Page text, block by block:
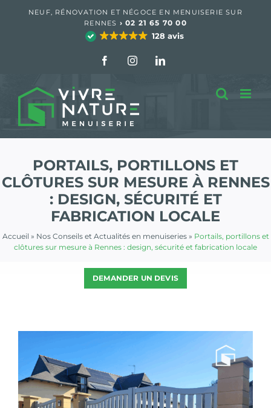
NEUF, RÉNOVATION ET NÉGOCE EN MENUISERIE SUR
RENNES › 02 21 65 70 00
128 avis
FacebookInstagramLinkedIn
PORTAILS, PORTILLONS ET
CLÔTURES SUR MESURE À RENNES
: DESIGN, SÉCURITÉ ET
FABRICATION LOCALE
Accueil » Nos Conseils et Actualités en menuiseries» Portails, portillons et
clôtures sur mesure à Rennes : design, sécurité et fabrication locale
DEMANDER UN DEVIS
agrandie